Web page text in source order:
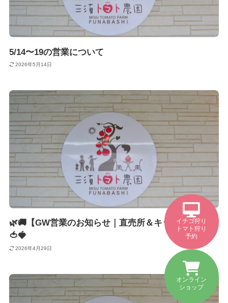
イチゴ狩り
トマト狩り
予約
オンライン
ショップ
5/14〜19の営業について
2026年5月14日
🌿🚚【GW営業のお知らせ｜直売所＆キッチンカー】
🍅🍓
2026年4月29日